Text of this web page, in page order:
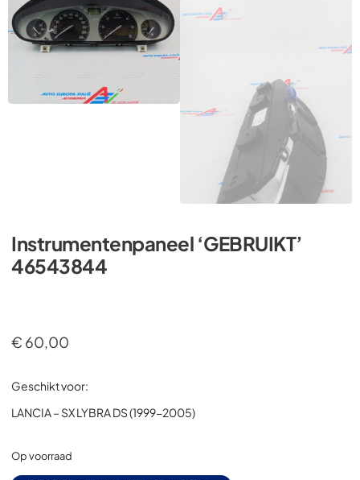
Instrumentenpaneel ‘GEBRUIKT’
46543844
€ 60,00
Geschikt voor:
LANCIA – SX LYBRA DS (1999-2005)
Op voorraad